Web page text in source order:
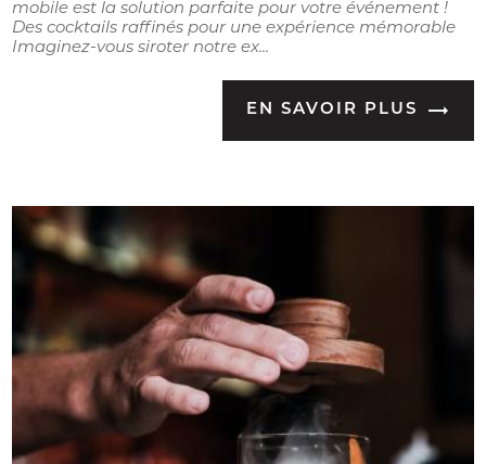
mobile est la solution parfaite pour votre événement !
Des cocktails raffinés pour une expérience mémorable
Imaginez-vous siroter notre ex...
EN SAVOIR PLUS